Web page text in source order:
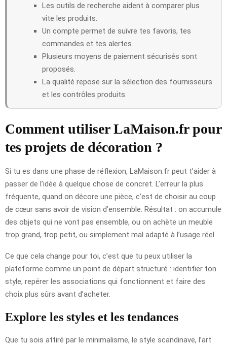
Les outils de recherche aident à comparer plus
vite les produits.
Un compte permet de suivre tes favoris, tes
commandes et tes alertes.
Plusieurs moyens de paiement sécurisés sont
proposés.
La qualité repose sur la sélection des fournisseurs
et les contrôles produits.
Comment utiliser LaMaison.fr pour
tes projets de décoration ?
Si tu es dans une phase de réflexion, LaMaison.fr peut t’aider à
passer de l’idée à quelque chose de concret. L’erreur la plus
fréquente, quand on décore une pièce, c’est de choisir au coup
de cœur sans avoir de vision d’ensemble. Résultat : on accumule
des objets qui ne vont pas ensemble, ou on achète un meuble
trop grand, trop petit, ou simplement mal adapté à l’usage réel.
Ce que cela change pour toi, c’est que tu peux utiliser la
plateforme comme un point de départ structuré : identifier ton
style, repérer les associations qui fonctionnent et faire des
choix plus sûrs avant d’acheter.
Explore les styles et les tendances
Que tu sois attiré par le minimalisme, le style scandinave, l’art